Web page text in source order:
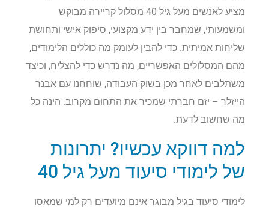
מציע לאנשים מעל גיל 40 מסלול קריירה מבוקש
ומשמעותי, שמחבר בין ידע מקצועי, סיפוק אישי ותחושת
שליחות אמיתית. כדי להבין לעומק מה כוללים הלימודים,
מהם המסלולים האפשריים, מה נדרש כדי להצליח, וכיצד
משתלבים לאחר מכן בשוק העבודה, שוחחנו עם אבנר
הייזלר – יזם חברתי שמכיר את התחום מקרוב. הינה כל
מה שחשוב לדעת.
למה דווקא עכשיו? יתרונות
של לימודי סיעוד מעל גיל 40
לימודי סיעוד בגיל מבוגר אינם מיועדים רק למי שמאסו